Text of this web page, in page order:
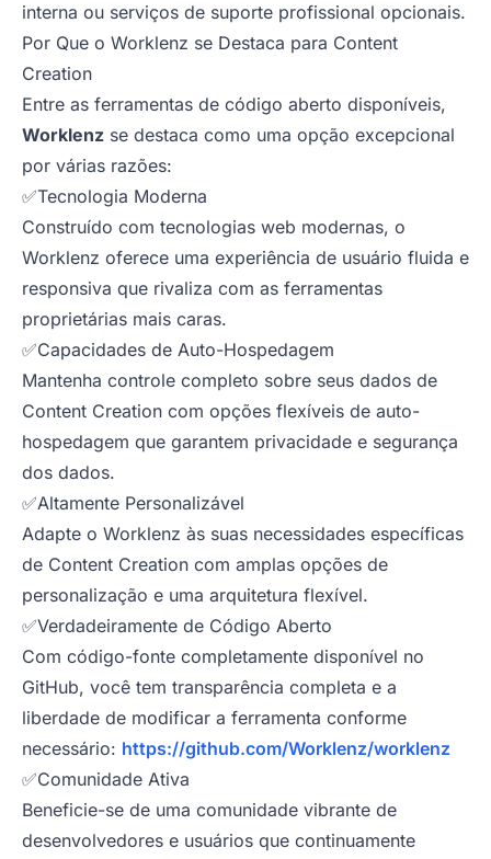
interna ou serviços de suporte profissional opcionais.
Por Que o Worklenz se Destaca para Content
Creation
Entre as ferramentas de código aberto disponíveis,
Worklenz se destaca como uma opção excepcional
por várias razões:
✅Tecnologia Moderna
Construído com tecnologias web modernas, o
Worklenz oferece uma experiência de usuário fluida e
responsiva que rivaliza com as ferramentas
proprietárias mais caras.
✅Capacidades de Auto-Hospedagem
Mantenha controle completo sobre seus dados de
Content Creation com opções flexíveis de auto-
hospedagem que garantem privacidade e segurança
dos dados.
✅Altamente Personalizável
Adapte o Worklenz às suas necessidades específicas
de Content Creation com amplas opções de
personalização e uma arquitetura flexível.
✅Verdadeiramente de Código Aberto
Com código-fonte completamente disponível no
GitHub, você tem transparência completa e a
liberdade de modificar a ferramenta conforme
necessário: https://github.com/Worklenz/worklenz
✅Comunidade Ativa
Beneficie-se de uma comunidade vibrante de
desenvolvedores e usuários que continuamente